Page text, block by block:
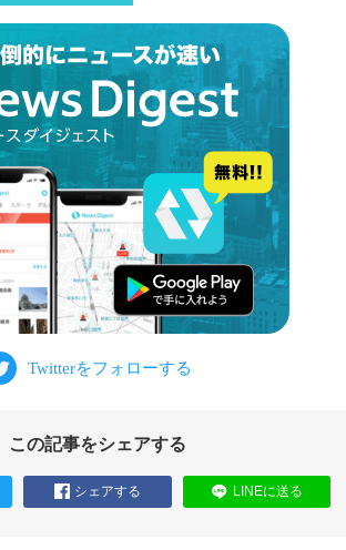
この記事をシェアする
シェアする LINEに送る